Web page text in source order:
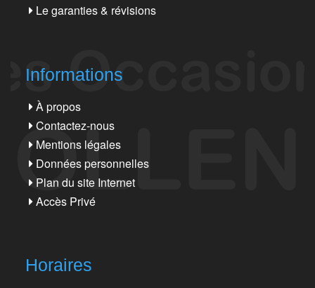
Le garanties & révisions
Informations
À propos
Contactez-nous
Mentions légales
Données personnelles
Plan du site Internet
Accès Privé
Horaires